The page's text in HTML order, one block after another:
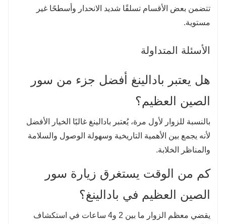
تتضمن بعض الأقسام تسلقًا شديد الانحدار وأسطحًا غير
مستوية.
الأسئلة المتداولة
هل يعتبر بادالينغ أفضل جزء من سور
الصين العظيم؟
بالنسبة للزوار لأول مرة، يُعتبر بادالينغ غالبًا الخيار الأفضل
لأنه يجمع بين الأهمية التاريخية وسهولة الوصول والسلامة
والمناظر الخلابة.
كم من الوقت يستغرق زيارة سور
الصين العظيم في بادالينغ؟
يقضي معظم الزوار ما بين 2 و4 ساعات في استكشاف